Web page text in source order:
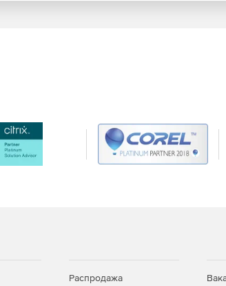
Распродажа